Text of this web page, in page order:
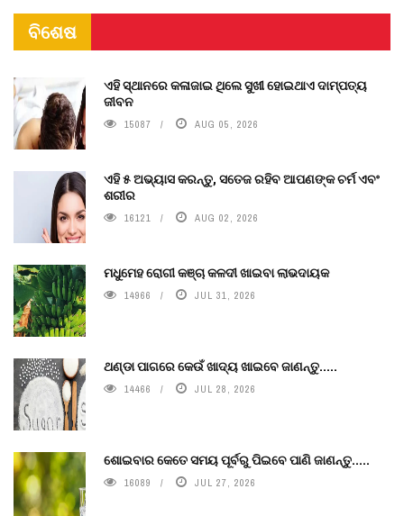
ବିଶେଷ
ଏହି ସ୍ଥାନରେ କଳାଜାଇ ଥିଲେ ସୁଖୀ ହୋଇଥାଏ ଦାମ୍ପତ୍ୟ
ଜୀବନ
15087 AUG 05, 2026
ଏହି ୫ ଅଭ୍ୟାସ କରନ୍ତୁ, ସତେଜ ରହିବ ଆପଣଙ୍କ ଚର୍ମ ଏବଂ
ଶରୀର
16121 AUG 02, 2026
ମଧୁମେହ ରୋଗୀ କଞ୍ଚା କଳଦୀ ଖାଇବା ଲାଭଦାୟକ
14966 JUL 31, 2026
ଥଣ୍ଡା ପାଗରେ କେଉଁ ଖାଦ୍ୟ ଖାଇବେ ଜାଣନ୍ତୁ.....
14466 JUL 28, 2026
ଶୋଇବାର କେତେ ସମୟ ପୂର୍ବରୁ ପିଇବେ ପାଣି ଜାଣନ୍ତୁ.....
16089 JUL 27, 2026